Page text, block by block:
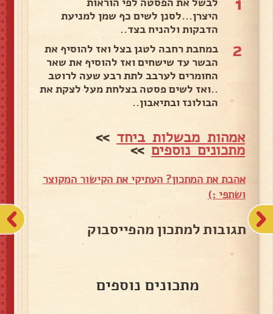
היצרן...לסנן לשים כף שמן למניעת
הדבקות ולהניח בצד..
2
במחבת רחבה לטגן בצל ואז להוסיף את
הבשר עד שישחים ואז להוסיף את שאר
החומרים לערבב לתת רבע שעה לרוטב
..ואז לשים פסטה בצלחת מעל לצקת את
הבולונז ובתיאבון..
אמהות מבשלות ביחד >>
מתכונים נוספים>>
אהבת את המתכון? העתיקי את הקישור המקוצר
ושתפי :)
תגובות למתכון מהפייסבוק
מתכונים נוספים